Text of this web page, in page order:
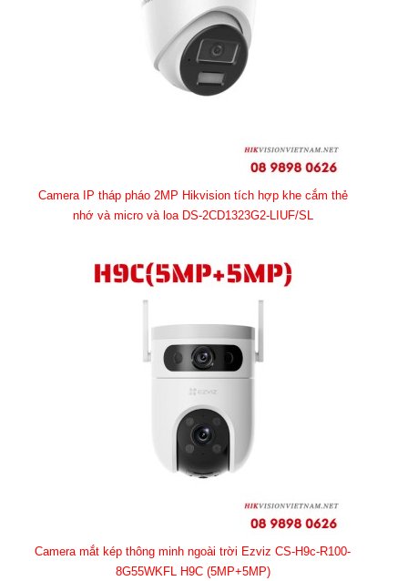
Camera IP tháp pháo 2MP Hikvision tích hợp khe cắm thẻ
nhớ và micro và loa DS-2CD1323G2-LIUF/SL
Camera mắt kép thông minh ngoài trời Ezviz CS-H9c-R100-
8G55WKFL H9C (5MP+5MP)